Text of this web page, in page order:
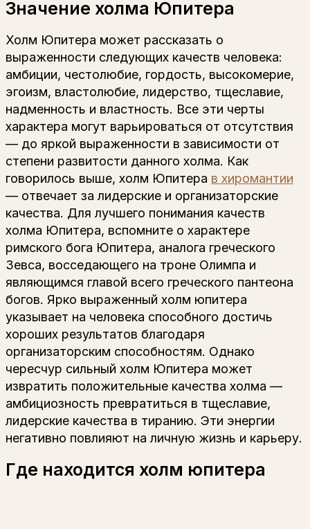
Значение холма Юпитера
Холм Юпитера может рассказать о
выраженности следующих качеств человека:
амбиции, честолюбие, гордость, высокомерие,
эгоизм, властолюбие, лидерство, тщеславие,
надменность и властность. Все эти черты
характера могут варьироваться от отсутствия
— до яркой выраженности в зависимости от
степени развитости данного холма. Как
говорилось выше, холм Юпитера в хиромантии
— отвечает за лидерские и организаторские
качества. Для лучшего понимания качеств
холма Юпитера, вспомните о характере
римского бога Юпитера, аналога греческого
Зевса, восседающего на троне Олимпа и
являющимся главой всего греческого пантеона
богов. Ярко выраженный холм юпитера
указывает на человека способного достичь
хороших результатов благодаря
организаторским способностям. Однако
чересчур сильный холм Юпитера может
извратить положительные качества холма —
амбициозность превратиться в тщеславие,
лидерские качества в тиранию. Эти энергии
негативно повлияют на личную жизнь и карьеру.
Где находится холм юпитера